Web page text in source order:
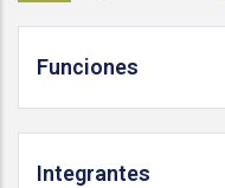
Funciones
Integrantes